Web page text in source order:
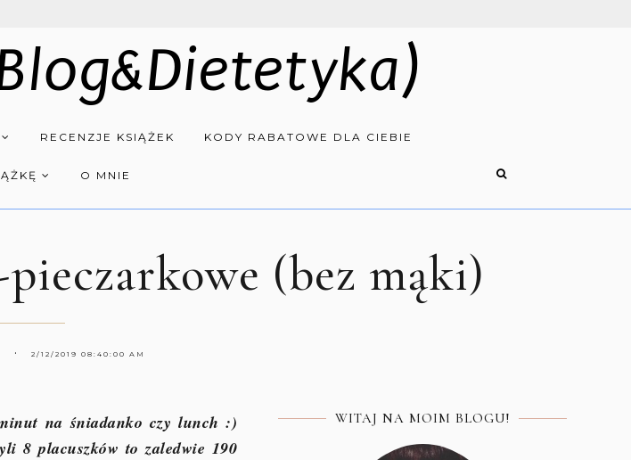
RECENZJE KSIĄŻEK KODY RABATOWE DLA CIEBIE
O MNIE
(bez mąki)
2/12/2019 08:40:00 AM
na śniadanko czy lunch :)
8 placuszków to zaledwie 190
WITAJ NA MOIM BLOGU!